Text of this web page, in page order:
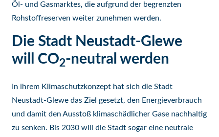
Öl- und Gasmarktes, die aufgrund der begrenzten
Rohstoffreserven weiter zunehmen werden.
Die Stadt Neustadt-Glewe
will CO2-neutral werden
In ihrem Klimaschutzkonzept hat sich die Stadt
Neustadt-Glewe das Ziel gesetzt, den Energieverbrauch
und damit den Ausstoß klimaschädlicher Gase nachhaltig
zu senken. Bis 2030 will die Stadt sogar eine neutrale